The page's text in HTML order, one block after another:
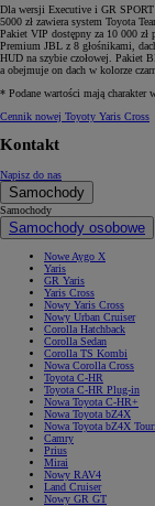
Dla wersji Executive i GR
5000 zł zawiera system Toyota
Pakiet VIP dostępny za 10 000
Premium JBL z 8 głośnikami,
HUD na szybie czołowej. Pakiet
a obejmuje on dach w kolorze
* Podane wartości mają charakter
Cennik nowej Toyoty Yaris Cross
Kontakt
Napisz do nas
Samochody
Samochody
Samochody osobowe
Nowe Aygo X
Yaris
GR Yaris
Yaris Cross
Nowy Yaris Cross
Nowy Urban Cruiser
Corolla Hatchback
Corolla Sedan
Corolla TS Kombi
Nowa Corolla Cross
Toyota C-HR
Toyota C-HR Plug-in
Nowa Toyota C-HR+
Nowa Toyota bZ4X
Nowa Toyota bZ4X
Camry
Prius
Mirai
Nowy RAV4
Land Cruiser
Nowy GR GT